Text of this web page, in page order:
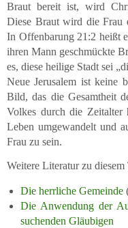
Braut bereit ist, wird
Diese Braut wird die Frau
In Offenbarung 21:2 heißt
ihren Mann geschmückte
es, diese heilige Stadt sei
Neue Jerusalem ist keine
Bild, das die Gesamtheit
Volkes durch die Zeitalter
Leben umgewandelt und
Frau zu sein.
Weitere Literatur zu diesem
Die herrliche Gemeinde
Die Anwendung der
suchenden Gläubigen